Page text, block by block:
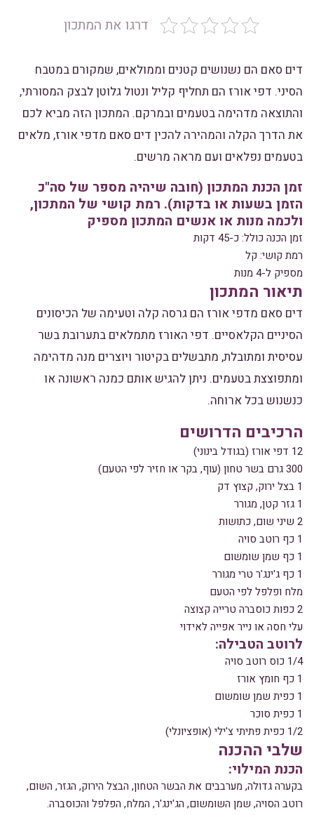
דרגו את המתכון
דים סאם הם נשנושים קטנים וממולאים, שמקורם במטבח
הסיני. דפי אורז הם תחליף קליל ונטול גלוטן לבצק המסורתי,
והתוצאה מדהימה בטעמים ובמרקם. המתכון הזה מביא לכם
את הדרך הקלה והמהירה להכין דים סאם מדפי אורז, מלאים
בטעמים נפלאים ועם מראה מרשים.
זמן הכנת המתכון (חובה שיהיה מספר של סה"כ
הזמן בשעות או בדקות). רמת קושי של המתכון,
ולכמה מנות או אנשים המתכון מספיק
זמן הכנה כולל: כ-45 דקות
רמת קושי: קל
מספיק ל-4 מנות
תיאור המתכון
דים סאם מדפי אורז הם גרסה קלה וטעימה של הכיסונים
הסיניים הקלאסיים. דפי האורז מתמלאים בתערובת בשר
עסיסית ומתובלת, מתבשלים בקיטור ויוצרים מנה מדהימה
ומתפוצצת בטעמים. ניתן להגיש אותם כמנה ראשונה או
כנשנוש בכל ארוחה.
הרכיבים הדרושים
12 דפי אורז (בגודל בינוני)
300 גרם בשר טחון (עוף, בקר או חזיר לפי הטעם)
1 בצל ירוק, קצוץ דק
1 גזר קטן, מגורר
2 שיני שום, כתושות
1 כף רוטב סויה
1 כף שמן שומשום
1 כף ג'ינג'ר טרי מגורר
מלח ופלפל לפי הטעם
2 כפות כוסברה טרייה קצוצה
עלי חסה או נייר אפייה לאידוי
לרוטב הטבילה:
1/4 כוס רוטב סויה
1 כף חומץ אורז
1 כפית שמן שומשום
1 כפית סוכר
1/2 כפית פתיתי צ'ילי (אופציונלי)
שלבי ההכנה
הכנת המילוי:
בקערה גדולה, מערבבים את הבשר הטחון, הבצל הירוק, הגזר, השום,
רוטב הסויה, שמן השומשום, הג'ינג'ר, המלח, הפלפל והכוסברה.